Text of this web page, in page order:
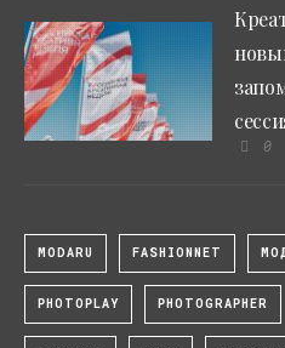
0
MODARU FASHIONNET
PHOTOPLAY PHOTOGRAPHER